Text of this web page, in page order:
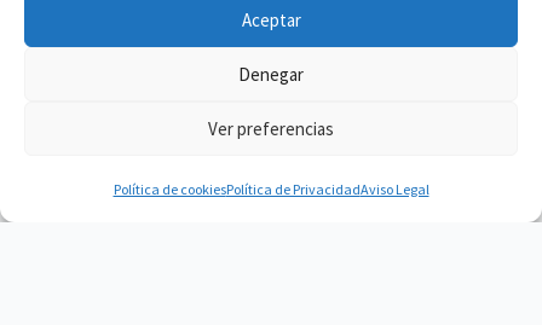
Aceptar
Denegar
Ver preferencias
Política de cookiesPolítica de PrivacidadAviso Legal